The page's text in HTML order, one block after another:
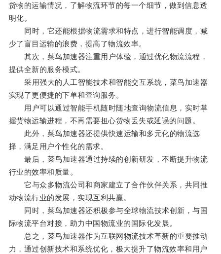
货物的运输情况，了解物流环节的每一个细节，做到信息透
明化。
同时，它还能根据物流需求和特点，进行智能调度，减
少了盲目运输的浪费，提高了物流效率。
其次，菜鸟加速器注重用户体验，通过优化物流流程，
提供全新的服务模式。
采用强大的人工智能技术和智能交互系统，菜鸟加速器
实现了更便捷的下单和查询服务。
用户可以通过智能手机随时随地查询物流信息，实时掌
握货物运输进程，不再需要担心货物丢失或延误的问题。
此外，菜鸟加速器还提供快速运输和多元化的物流选
择，满足用户个性化的需求。
最后，菜鸟加速器通过持续的创新研发，不断提升物流
行业的效率和质量。
它与众多物流公司和商家建立了合作伙伴关系，共同推
动物流行业的发展，实现互利共赢。
同时，菜鸟加速器还积极参与全球物流技术创新，与国
际物流平台对接，助力中国物流业的国际化发展。
总之，菜鸟加速器作为互联网物流技术革新的重要推动
力，通过创新技术和系统优化，极大提升了物流效率和用户